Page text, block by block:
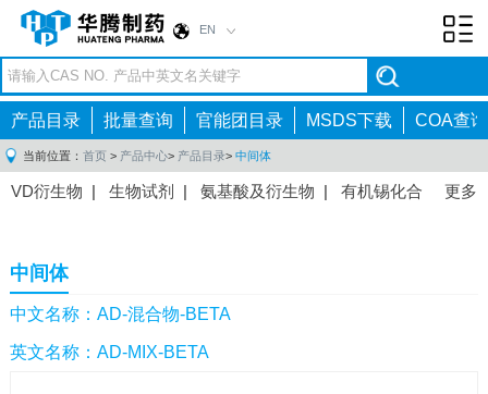
EN
产品目录 批量查询 官能团目录 MSDS下载 COA查询
当前位置： 首页 > 产品中心> 产品目录> 中间体
更多
VD衍生物 | 生物试剂 | 氨基酸及衍生物 | 有机锡化合
间体|
感染药物中间体
体 |抗精神病药物中间体
药中间体|其他原料药中间体
中间体
中文名称：AD-混合物-BETA
英文名称：AD-MIX-BETA